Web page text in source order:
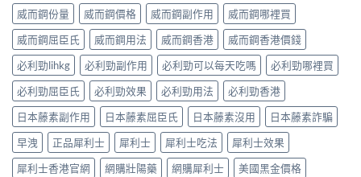
威而鋼份量
威而鋼價格 威而鋼副作用
威而鋼哪裡買
威而鋼屈臣氏
威而鋼用法 威而鋼香港
威而鋼香港價錢
必利勁lihkg
必利勁副作用 必利勁可以每天吃嗎
必利勁哪裡買
必利勁屈臣氏
必利勁效果 必利勁用法
必利勁香港
日本藤素副作用
日本藤素屈臣氏 日本藤素沒用
日本藤素詐騙
早洩
正品犀利士 犀利士 犀利士吃法
犀利士效果
犀利士香港官網
網購壯陽藥 網購犀利士
美國黑金價格